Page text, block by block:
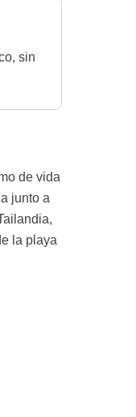
sin
de vida
junto a
la playa